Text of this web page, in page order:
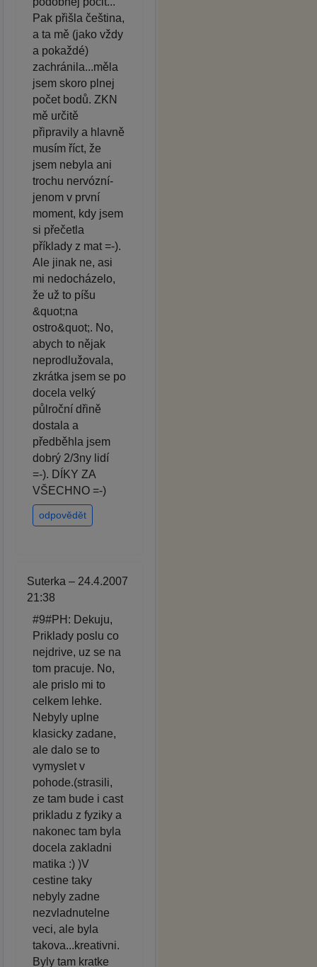
Pak přišla čeština,
a ta mě (jako vždy
a pokaždé)
zachránila...měla
jsem skoro plnej
počet bodů. ZKN
mě určitě
připravily a hlavně
musím říct, že
jsem nebyla ani
trochu nervózní-
jenom v první
moment, kdy jsem
si přečetla
příklady z mat =-).
Ale jinak ne, asi
mi nedocházelo,
že už to píšu
&quot;na
ostro&quot;. No,
abych to nějak
neprodlužovala,
zkrátka jsem se po
docela velký
půlroční dřině
dostala a
předběhla jsem
dobrý 2/3ny lidí
=-). DÍKY ZA
VŠECHNO =-)
odpovědět
Suterka – 24.4.2007
21:38
#9#PH: Dekuju,
Priklady poslu co
nejdrive, uz se na
tom pracuje. No,
ale prislo mi to
celkem lehke.
Nebyly uplne
klasicky zadane,
ale dalo se to
vymyslet v
pohode.(strasili,
ze tam bude i cast
prikladu z fyziky a
nakonec tam byla
docela zakladni
matika :) )V
cestine taky
nebyly zadne
nezvladnutelne
veci, ale byla
takova...kreativni.
Byly tam kratke